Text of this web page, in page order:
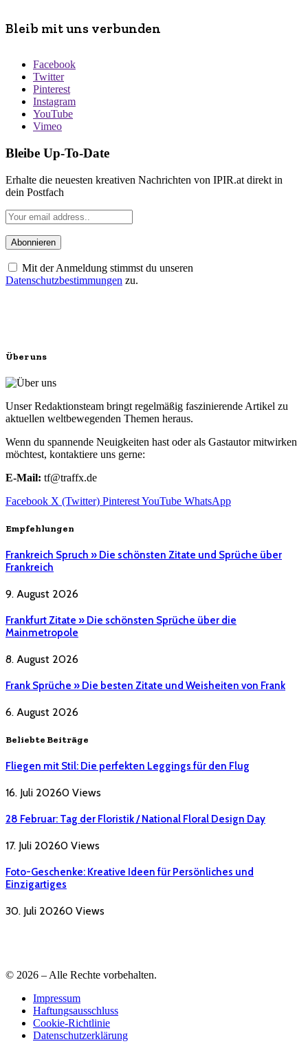
Bleib mit uns verbunden
Facebook
Twitter
Pinterest
Instagram
YouTube
Vimeo
Bleibe Up-To-Date
Erhalte die neuesten kreativen Nachrichten von IPIR.at direkt in
dein Postfach
Mit der Anmeldung stimmst du unseren
Datenschutzbestimmungen zu.
Über uns
Unser Redaktionsteam bringt regelmäßig faszinierende Artikel zu
aktuellen weltbewegenden Themen heraus.
Wenn du spannende Neuigkeiten hast oder als Gastautor mitwirken
möchtest, kontaktiere uns gerne:
E-Mail: tf@traffx.de
Facebook X (Twitter) PinterestYouTube WhatsApp
Empfehlungen
Frankreich Spruch » Die schönsten Zitate und Sprüche über
Frankreich
9. August 2026
Frankfurt Zitate » Die schönsten Sprüche über die
Mainmetropole
8. August 2026
Frank Sprüche » Die besten Zitate und Weisheiten von Frank
6. August 2026
Beliebte Beiträge
Fliegen mit Stil: Die perfekten Leggings für den Flug
16. Juli 20260 Views
28 Februar: Tag der Floristik / National Floral Design Day
17. Juli 20260 Views
Foto-Geschenke: Kreative Ideen für Persönliches und
Einzigartiges
30. Juli 20260 Views
© 2026 – Alle Rechte vorbehalten.
Impressum
Haftungsausschluss
Cookie-Richtlinie
Datenschutzerklärung